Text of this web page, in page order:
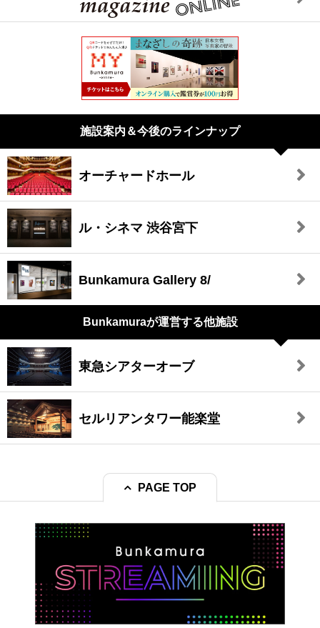
施設案内＆今後のラインナップ
オーチャードホール
ル・シネマ 渋谷宮下
Bunkamura Gallery 8/
Bunkamuraが運営する他施設
東急シアターオーブ
セルリアンタワー能楽堂
PAGE TOP